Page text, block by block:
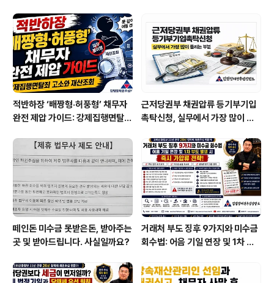
적반하장 ‘배짱형·허풍형’ 채무자
완전 제압 가이드: 강제집행면탈죄
근저당권부 채권압류 등기부기입
촉탁신청, 실무에서 가장 많이 틀
떼인돈 미수금 못받은돈, 받아주는
곳 및 받아드립니다. 사실일까요?
거래처 부도 징후 9가지와 미수금
회수법: 어음 기일 연장 및 1차 부